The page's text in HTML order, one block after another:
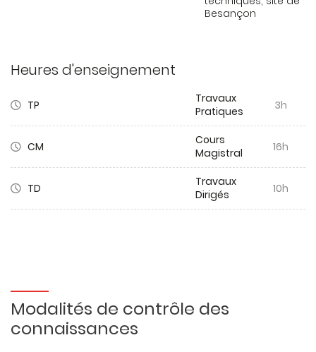
Besançon
Heures d'enseignement
TP
Travaux
Pratiques
3h
CM
Cours
Magistral
16h
TD
Travaux
Dirigés
10h
Modalités de contrôle des
connaissances